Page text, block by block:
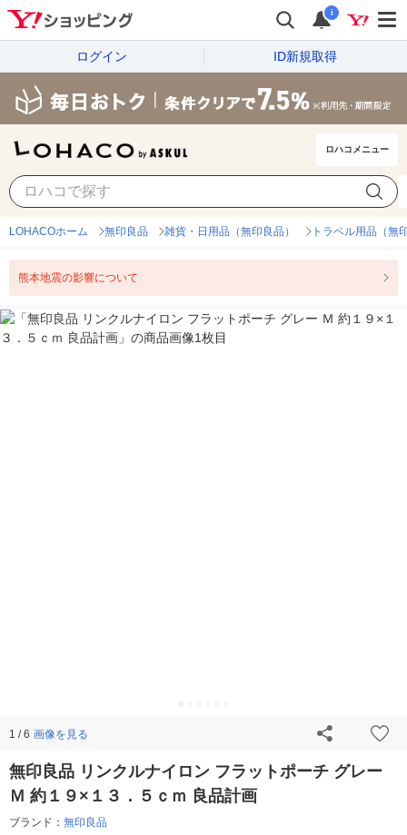
i
ログイン ID新規取得
ロハコメニュー
LOHACOホーム 無印良品 雑貨・日用品（無印良品） トラベル用品（無
熊本地震の影響について
1 / 6 画像を見る
無印良品 リンクルナイロン フラットポーチ グレー
Ｍ 約１９×１３．５ｃｍ 良品計画
ブランド： 無印良品